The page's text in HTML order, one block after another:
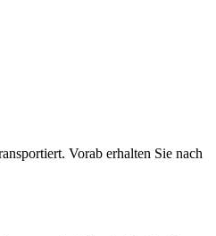
Vorab erhalten Sie nach